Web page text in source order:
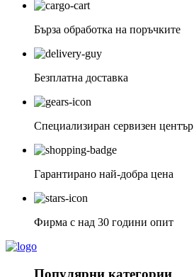
Бърза обработка на поръчките
Безплатна доставка
Специализиран сервизен център
Гарантирано най-добра цена
Фирма с над 30 години опит
Популярни категории